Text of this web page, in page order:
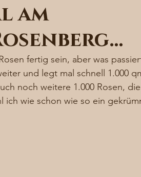
am
fertig sein, aber was
und legt mal schnell 1.000
noch weitere 1.000 Rosen,
ich wie schon wie so ein